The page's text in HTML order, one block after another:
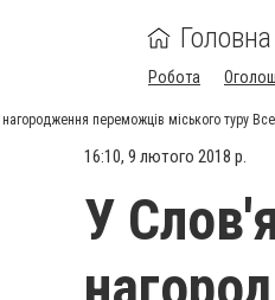
Головна
Робота
переможців міського туру
16:10, 9 лютого 2018 р.
У